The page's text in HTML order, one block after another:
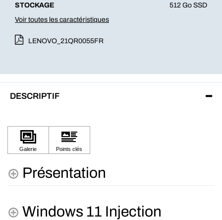
STOCKAGE
512 Go SSD
Voir toutes les caractéristiques
LENOVO_21QR0055FR
DESCRIPTIF
Présentation
Windows 11 Injection